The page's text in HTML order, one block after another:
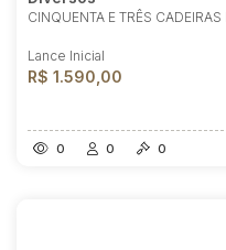
CINQUENTA E TRÊS
Lance Inicial
R$ 1.590,00
0 0 0